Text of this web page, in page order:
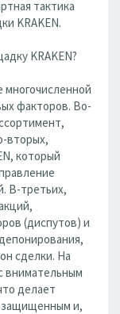
тактика
KRAKEN.
KRAKEN?
многочисленной
факторов. Во-
вторых,
который
В-третьих,
(диспутов) и
сделки. На
внимательным
делает
защищенным и,